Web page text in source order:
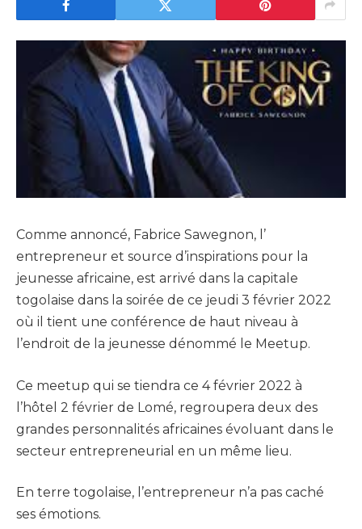
Comme annoncé, Fabrice Sawegnon, l’
entrepreneur et source d’inspirations pour la
jeunesse africaine, est arrivé dans la capitale
togolaise dans la soirée de ce jeudi 3 février 2022
où il tient une conférence de haut niveau à
l’endroit de la jeunesse dénommé le Meetup.
Ce meetup qui se tiendra ce 4 février 2022 à
l’hôtel 2 février de Lomé, regroupera deux des
grandes personnalités africaines évoluant dans le
secteur entrepreneurial en un même lieu.
En terre togolaise, l’entrepreneur n’a pas caché
ses émotions.